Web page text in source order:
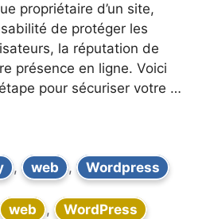
propriétaire d’un site,
de protéger les
la réputation de
présence en ligne. Voici
pour sécuriser votre …
, web , Wordpress
web , WordPress